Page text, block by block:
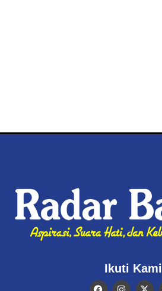
Ikuti Kami